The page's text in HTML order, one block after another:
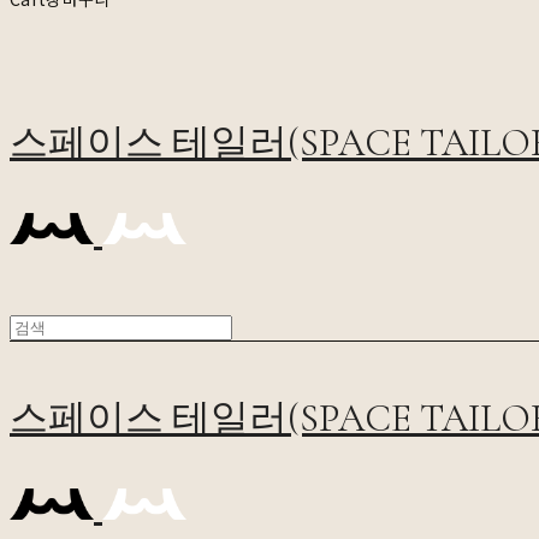
스페이스 테일러(SPACE
스페이스 테일러(SPACE